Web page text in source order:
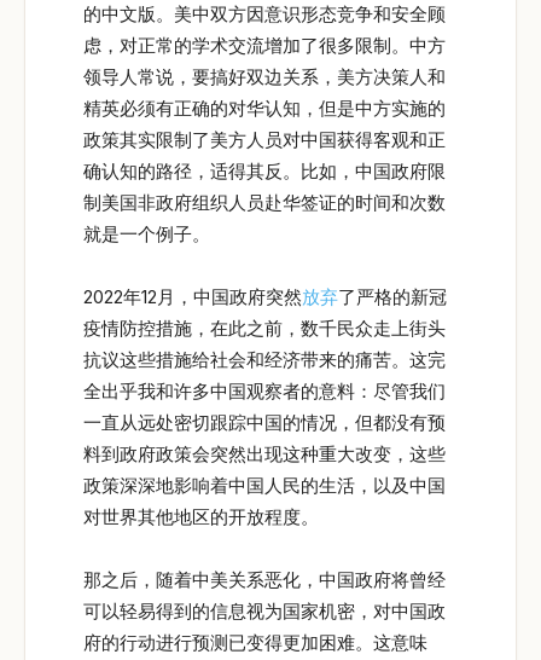
的中文版。美中双方因意识形态竞争和安全顾
虑，对正常的学术交流增加了很多限制。中方
领导人常说，要搞好双边关系，美方决策人和
精英必须有正确的对华认知，但是中方实施的
政策其实限制了美方人员对中国获得客观和正
确认知的路径，适得其反。比如，中国政府限
制美国非政府组织人员赴华签证的时间和次数
就是一个例子。
2022年12月，中国政府突然放弃了严格的新冠
疫情防控措施，在此之前，数千民众走上街头
抗议这些措施给社会和经济带来的痛苦。这完
全出乎我和许多中国观察者的意料：尽管我们
一直从远处密切跟踪中国的情况，但都没有预
料到政府政策会突然出现这种重大改变，这些
政策深深地影响着中国人民的生活，以及中国
对世界其他地区的开放程度。
那之后，随着中美关系恶化，中国政府将曾经
可以轻易得到的信息视为国家机密，对中国政
府的行动进行预测已变得更加困难。这意味